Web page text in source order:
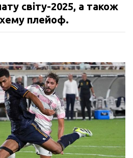
світу-2025, а також
плейоф.